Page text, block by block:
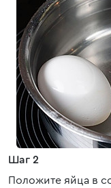
Шаг 2
Положите яйца в